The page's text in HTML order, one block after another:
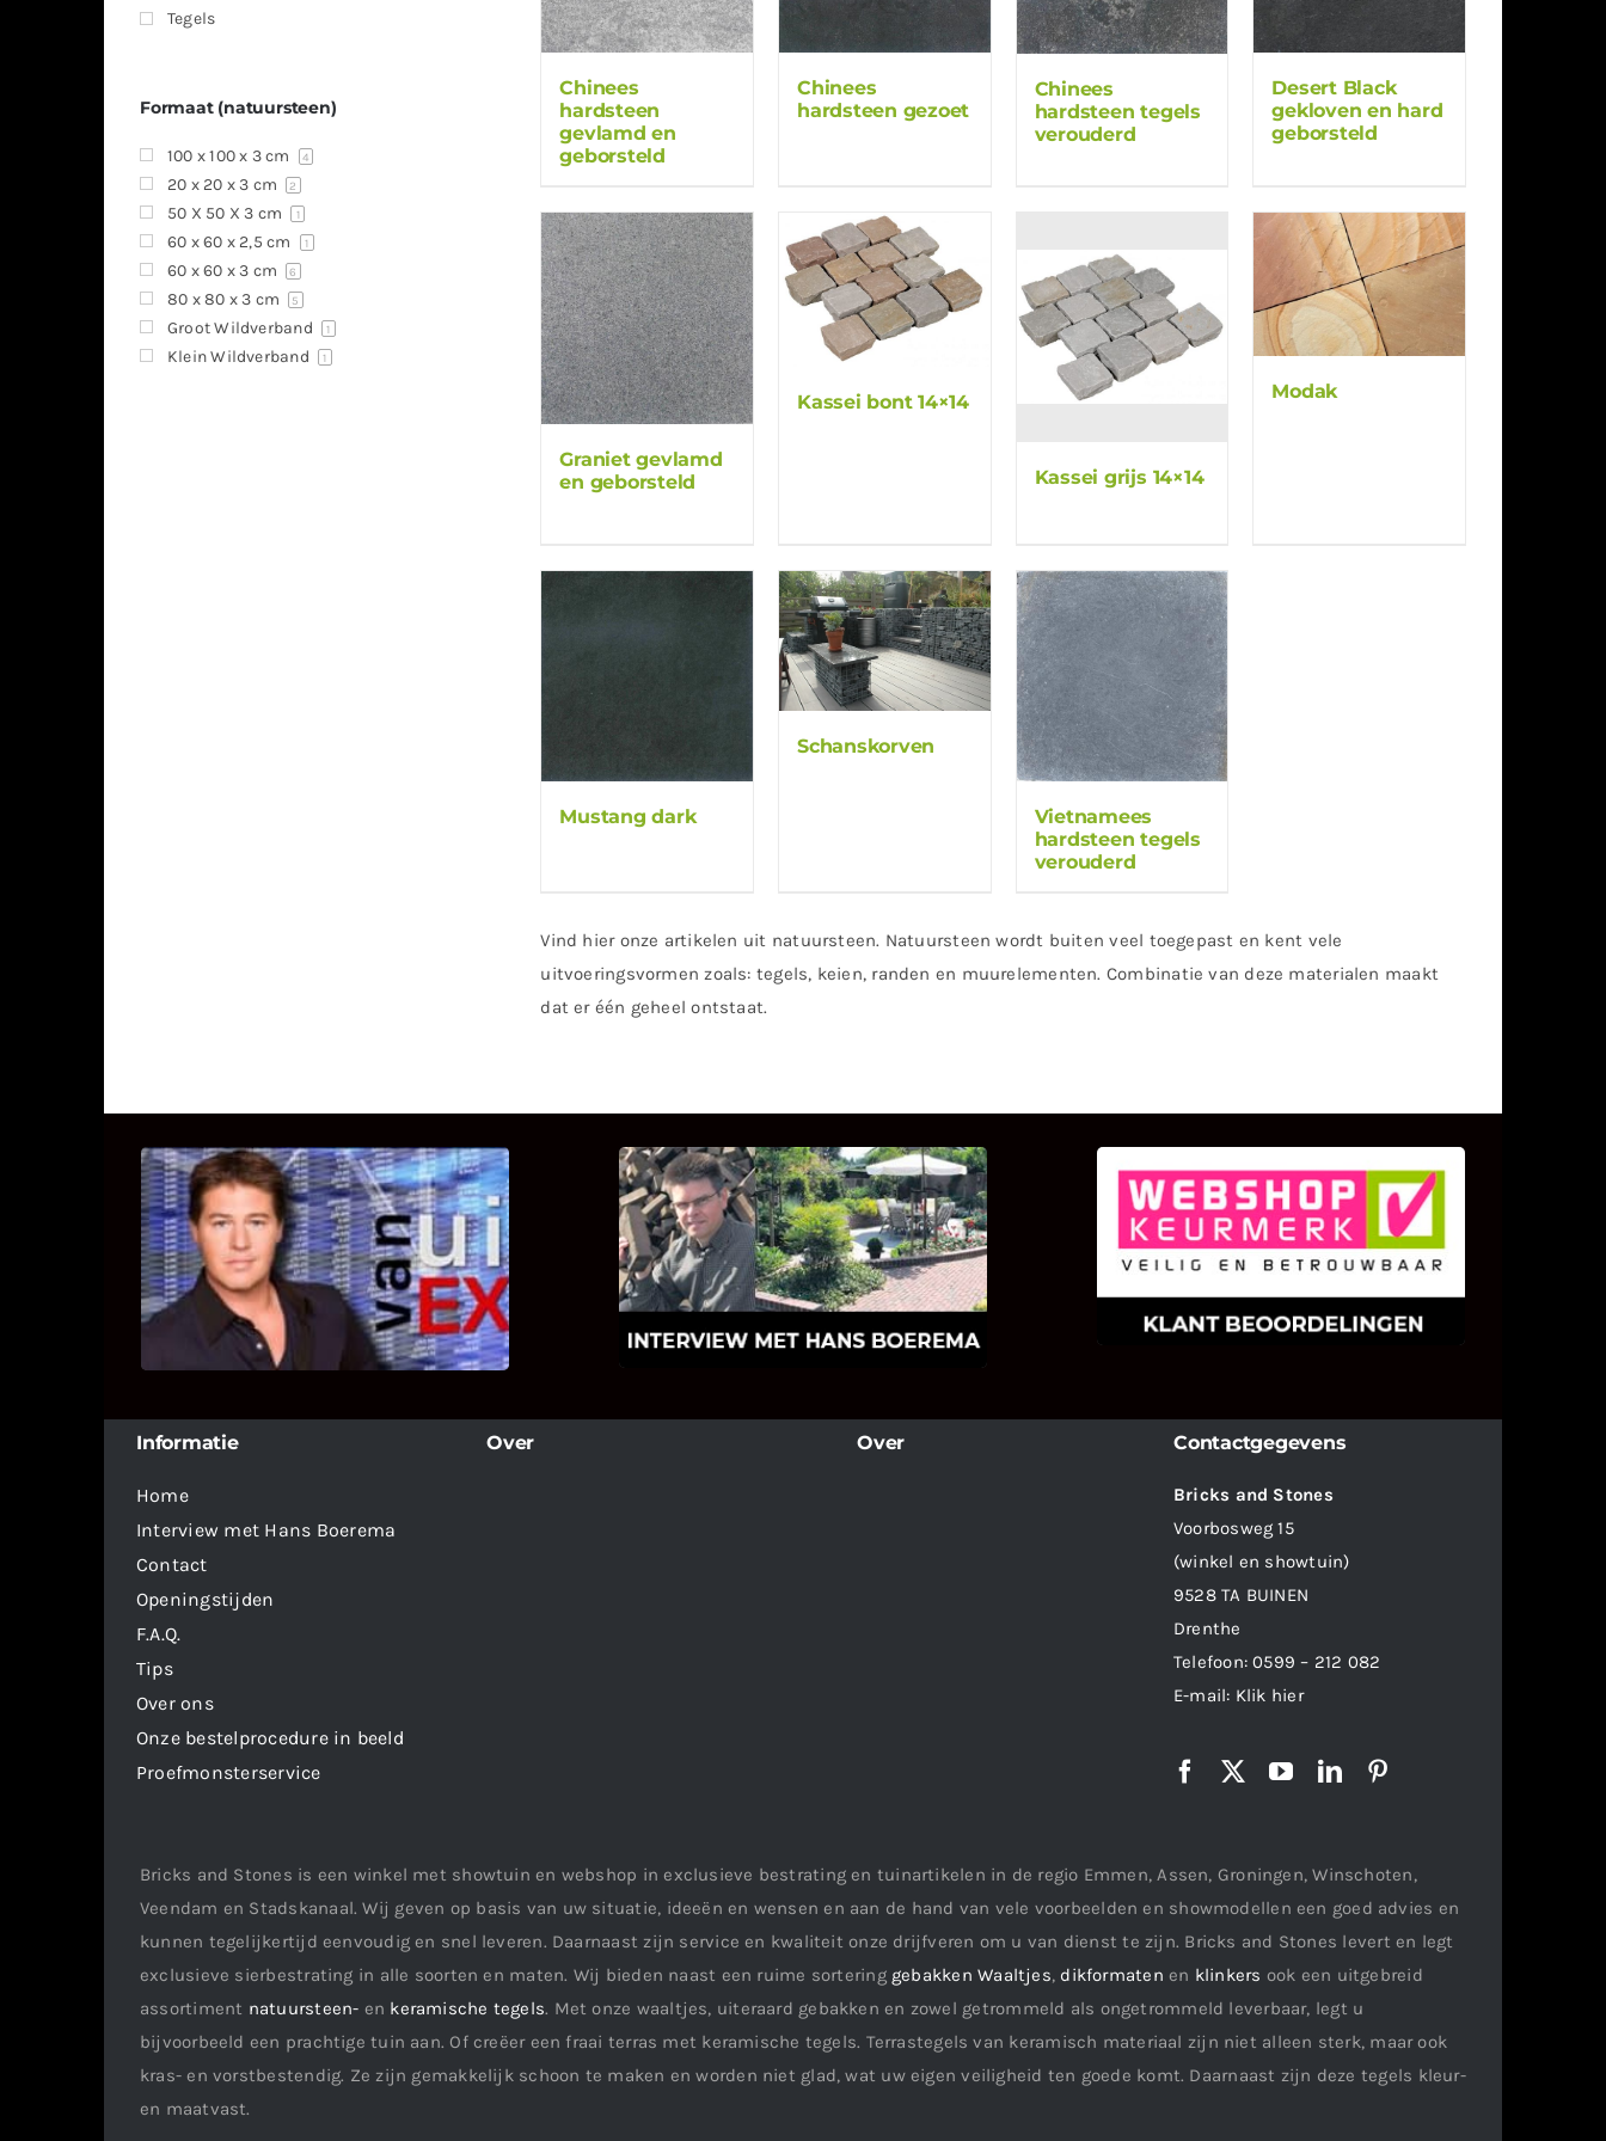
Chinees
hardsteen
gevlamd en
geborsteld
Chinees
hardsteen gezoet
Chinees
hardsteen tegels
verouderd
Desert Black
gekloven en hard
geborsteld
Graniet gevlamd
en geborsteld
Kassei bont 14×14
Kassei grijs 14×14
Modak
Mustang dark
Schanskorven
Vietnamees
hardsteen tegels
verouderd
Vind hier onze artikelen uit natuursteen. Natuursteen wordt buiten veel toegepast en kent vele
uitvoeringsvormen zoals: tegels, keien, randen en muurelementen. Combinatie van deze materialen maakt
dat er één geheel ontstaat.
Tegels
Formaat (natuursteen)
100 x 100 x 3 cm 4
20 x 20 x 3 cm 2
50 X 50 X 3 cm 1
60 x 60 x 2,5 cm 1
60 x 60 x 3 cm 6
80 x 80 x 3 cm 5
Groot Wildverband 1
Klein Wildverband 1
UITSTEL VAN EXECUTIE
Bekijk hier de fragmenten van de
deelname van Bricks and Stones aan
dit programma.
INTERVIEW MET HANS
BOEREMA
Hoe Bricks and Stones ontstaan is en
wat Hans Boerema motiveert in de
KLANT BEOORDELINGEN
We zijn er zeer op gesteld om te
weten wat u als klant van ons en
onze diensten vindt.
Informatie
Home
Interview met Hans Boerema
Contact
Openingstijden
F.A.Q.
Tips
Over ons
Onze bestelprocedure in beeld
Proefmonsterservice
Over Over Contactgegevens
Bricks and Stones
Voorbosweg 15
(winkel en showtuin)
9528 TA BUINEN
Drenthe
Telefoon:0599 – 212 082
E-mail: Klik hier
Bricks and Stones is een winkel met showtuin en webshop in exclusieve bestrating en tuinartikelen in de regio Emmen, Assen, Groningen, Winschoten,
Veendam en Stadskanaal. Wij geven op basis van uw situatie, ideeën en wensen en aan de hand van vele voorbeelden en showmodellen een goed advies en
kunnen tegelijkertijd eenvoudig en snel leveren. Daarnaast zijn service en kwaliteit onze drijfveren om u van dienst te zijn. Bricks and Stones levert en legt
exclusieve sierbestrating in alle soorten en maten. Wij bieden naast een ruime sortering gebakken Waaltjes, dikformaten en klinkers ook een uitgebreid
assortiment natuursteen- en keramische tegels. Met onze waaltjes, uiteraard gebakken en zowel getrommeld als ongetrommeld leverbaar, legt u
bijvoorbeeld een prachtige tuin aan. Of creëer een fraai terras met keramische tegels. Terrastegels van keramisch materiaal zijn niet alleen sterk, maar ook
kras- en vorstbestendig. Ze zijn gemakkelijk schoon te maken en worden niet glad, wat uw eigen veiligheid ten goede komt. Daarnaast zijn deze tegels kleur-
en maatvast.